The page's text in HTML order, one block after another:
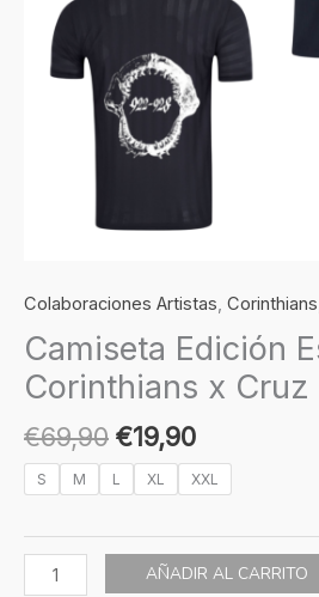
Colaboraciones Artistas, Corinthians
Camiseta Edición
Corinthians x Cruz
€69,90 €19,90
S M L XL XXL
AÑADIR AL CARRITO